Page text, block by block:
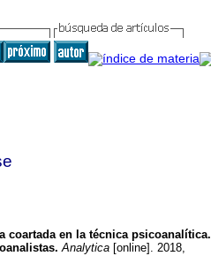
coartada en la técnica psicoanalítica.
. Analytica [online]. 2018,